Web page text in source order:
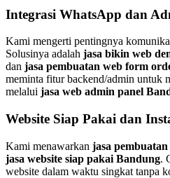
Integrasi WhatsApp dan
Kami mengerti pentingnya
Solusinya adalah jasa bikin web
dan jasa pembuatan web form
meminta fitur backend/admin untuk
melalui jasa web admin panel
Website Siap Pakai dan
Kami menawarkan jasa
jasa website siap pakai Bandung.
website dalam waktu singkat tanpa